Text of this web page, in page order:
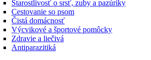
Starostlivosť o srsť, zuby a pazúriky
Cestovanie so psom
Čistá domácnosť
Výcvikové a športové pomôcky
Zdravie a liečivá
Antiparazitiká